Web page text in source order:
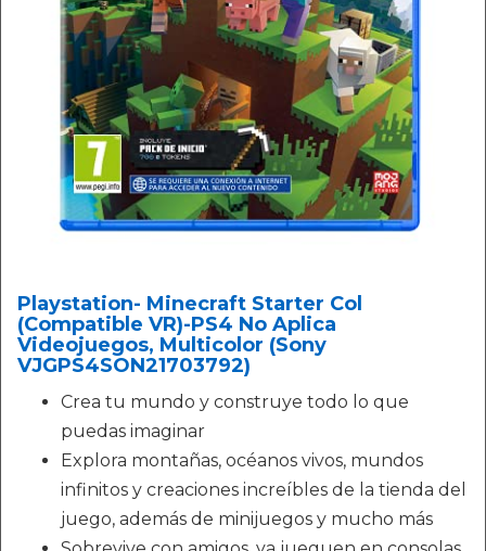
Playstation- Minecraft Starter Col
(Compatible VR)-PS4 No Aplica
Videojuegos, Multicolor (Sony
VJGPS4SON21703792)
Crea tu mundo y construye todo lo que
puedas imaginar
Explora montañas, océanos vivos, mundos
infinitos y creaciones increíbles de la tienda del
juego, además de minijuegos y mucho más